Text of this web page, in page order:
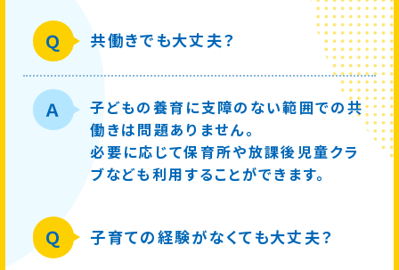
Ｑ 共働きでも大丈夫？
Ａ
子どもの養育に支障のない範囲での共
働きは問題ありません。
必要に応じて保育所や放課後児童クラ
ブなども利用することができます。
Ｑ 子育ての経験がなくても大丈夫？